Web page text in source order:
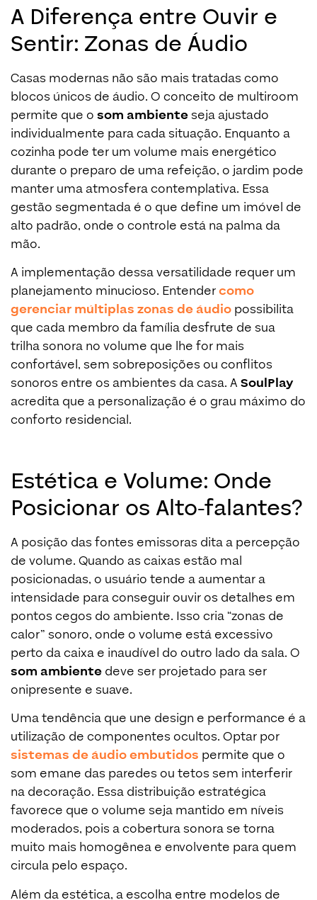
A Diferença entre Ouvir e
Sentir: Zonas de Áudio
Casas modernas não são mais tratadas como
blocos únicos de áudio. O conceito de multiroom
permite que o som ambiente seja ajustado
individualmente para cada situação. Enquanto a
cozinha pode ter um volume mais energético
durante o preparo de uma refeição, o jardim pode
manter uma atmosfera contemplativa. Essa
gestão segmentada é o que define um imóvel de
alto padrão, onde o controle está na palma da
mão.
A implementação dessa versatilidade requer um
planejamento minucioso. Entendercomo
gerenciar múltiplas zonas de áudio possibilita
que cada membro da família desfrute de sua
trilha sonora no volume que lhe for mais
confortável, sem sobreposições ou conflitos
sonoros entre os ambientes da casa. A SoulPlay
acredita que a personalização é o grau máximo do
conforto residencial.
Estética e Volume: Onde
Posicionar os Alto-falantes?
A posição das fontes emissoras dita a percepção
de volume. Quando as caixas estão mal
posicionadas, o usuário tende a aumentar a
intensidade para conseguir ouvir os detalhes em
pontos cegos do ambiente. Isso cria “zonas de
calor” sonoro, onde o volume está excessivo
perto da caixa e inaudível do outro lado da sala. O
som ambiente deve ser projetado para ser
onipresente e suave.
Uma tendência que une design e performance é a
utilização de componentes ocultos. Optar por
sistemas de áudio embutidos permite que o
som emane das paredes ou tetos sem interferir
na decoração. Essa distribuição estratégica
favorece que o volume seja mantido em níveis
moderados, pois a cobertura sonora se torna
muito mais homogênea e envolvente para quem
circula pelo espaço.
Além da estética, a escolha entre modelos de